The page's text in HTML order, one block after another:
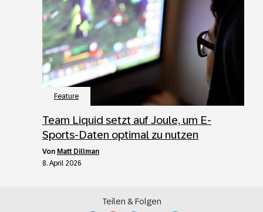
Feature
Team Liquid setzt auf Joule, um E-
Sports-Daten optimal zu nutzen
von Matt Dillman
8. April 2026
Teilen & Folgen